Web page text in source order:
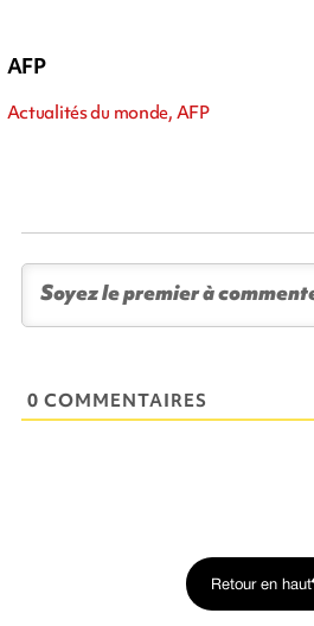
AFP
Actualités du monde, AFP
0 COMMENTAIRES
Retour en haut